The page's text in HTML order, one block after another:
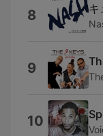
8 キ
9
10